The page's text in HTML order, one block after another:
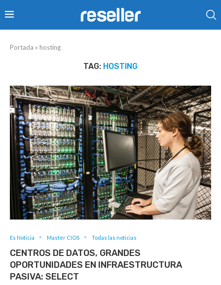
Portada » hosting
TAG: HOSTING
Es Noticia Master CIOS Todas las noticias
CENTROS DE DATOS, GRANDES
OPORTUNIDADES EN INFRAESTRUCTURA
PASIVA: SELECT